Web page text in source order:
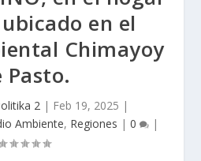
en el
Chimayoy
Pasto.
2 | Feb 19, 2025 |
Ambiente, Regiones | 0 |